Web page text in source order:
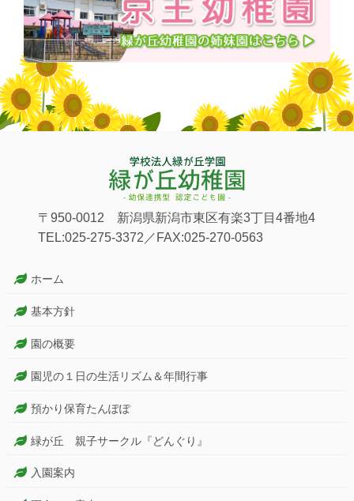
〒950-0012 新潟県新潟市東区有楽3丁目4番地4
TEL:025-275-3372／FAX:025-270-0563
ホーム
基本方針
園の概要
園児の１日の生活リズム＆年間行事
預かり保育たんぽぽ
緑が丘 親子サークル『どんぐり』
入園案内